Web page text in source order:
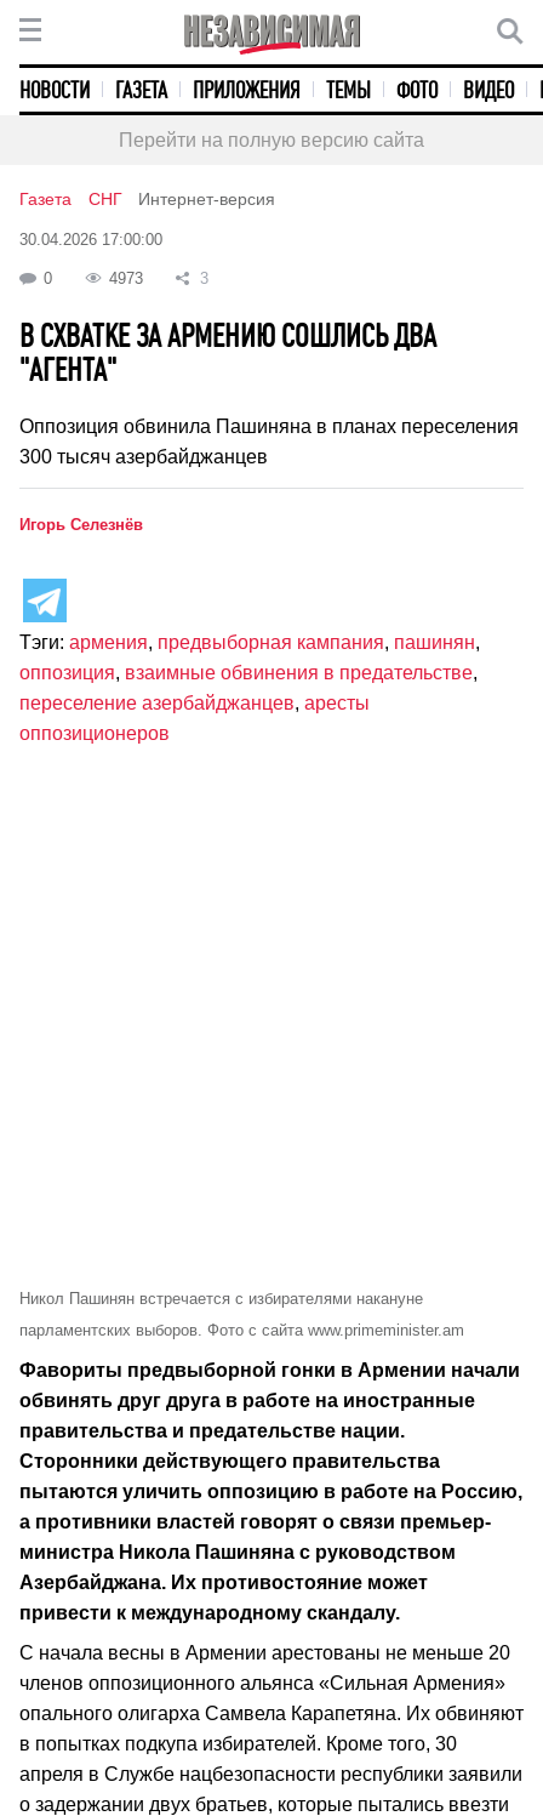
НОВОСТИ ГАЗЕТА ПРИЛОЖЕНИЯ ТЕМЫ ФОТО ВИДЕО
Перейти на полную версию сайта
Газета СНГ Интернет-версия
30.04.2026 17:00:00
0 4973 3
В СХВАТКЕ ЗА АРМЕНИЮ СОШЛИСЬ ДВА
"АГЕНТА"
Оппозиция обвинила Пашиняна в планах переселения
300 тысяч азербайджанцев
Игорь Селезнёв
Тэги: армения, предвыборная кампания, пашинян,
оппозиция, взаимные обвинения в предательстве,
переселение азербайджанцев, аресты
оппозиционеров
Никол Пашинян встречается с избирателями накануне
парламентских выборов. Фото с сайта www.primeminister.am
Фавориты предвыборной гонки в Армении начали
обвинять друг друга в работе на иностранные
правительства и предательстве нации.
Сторонники действующего правительства
пытаются уличить оппозицию в работе на Россию,
а противники властей говорят о связи премьер-
министра Никола Пашиняна с руководством
Азербайджана. Их противостояние может
привести к международному скандалу.
С начала весны в Армении арестованы не меньше 20
членов оппозиционного альянса «Сильная Армения»
опального олигарха Самвела Карапетяна. Их обвиняют
в попытках подкупа избирателей. Кроме того, 30
апреля в Службе нацбезопасности республики заявили
о задержании двух братьев, которые пытались ввезти